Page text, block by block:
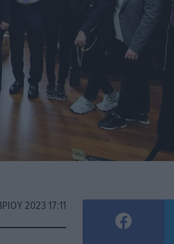
2023 17:11